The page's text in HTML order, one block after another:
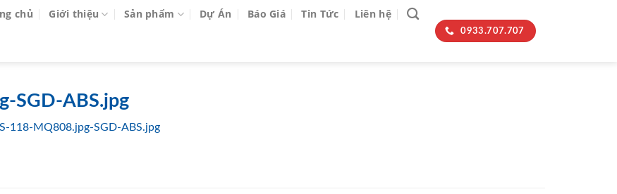
chủ Giới thiệu Sản phẩm Dự Án Báo Giá Tin Tức Liên hệ
0933.707.707
SGD-ABS.jpg
118-MQ808.jpg-SGD-ABS.jpg